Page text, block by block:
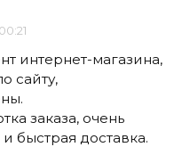
интернет-магазина,
сайту,
заказа, очень
быстрая доставка.